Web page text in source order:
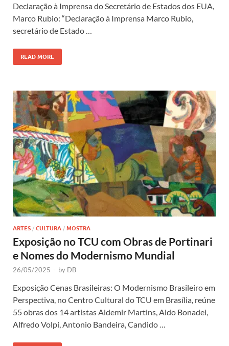
Declaração à Imprensa do Secretário de Estados dos EUA,
Marco Rubio: “Declaração à Imprensa Marco Rubio,
secretário de Estado …
READ MORE
ARTES / CULTURA / MOSTRA
Exposição no TCU com Obras de Portinari
e Nomes do Modernismo Mundial
26/05/2025 - by DB
Exposição Cenas Brasileiras: O Modernismo Brasileiro em
Perspectiva, no Centro Cultural do TCU em Brasília, reúne
55 obras dos 14 artistas Aldemir Martins, Aldo Bonadei,
Alfredo Volpi, Antonio Bandeira, Candido …